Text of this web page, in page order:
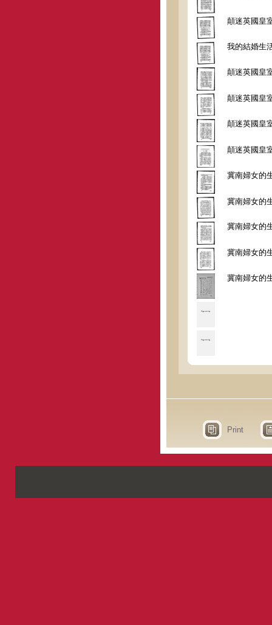
顛迷英國皇
我的結婚生
顛迷英國皇
顛迷英國皇
顛迷英國皇
顛迷英國皇
冀南婦女的
冀南婦女的
冀南婦女的
冀南婦女的
冀南婦女的
Print